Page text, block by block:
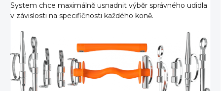
System chce maximálně usnadnit výběr správného udidla
v závislosti na specifičnosti každého koně.